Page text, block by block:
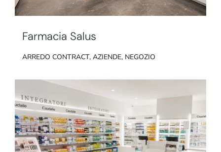
Farmacia Salus
ARREDO CONTRACT, AZIENDE, NEGOZIO